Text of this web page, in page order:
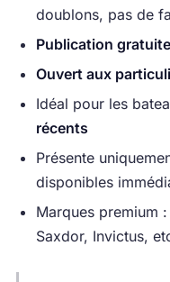
doublons, pas de
Publication gratuite
Ouvert aux
Idéal pour les
récents
Présente
disponibles
Marques premium
Saxdor, Invictus,